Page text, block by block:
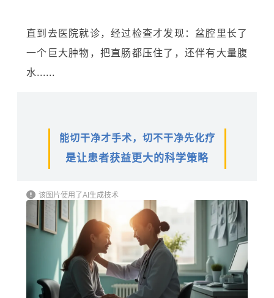
直到去医院就诊，经过检查才发现：盆腔里长了
一个巨大肿物，把直肠都压住了，还伴有大量腹
水......
能切干净才手术，切不干净先化疗
是让患者获益更大的科学策略
该图片使用了AI生成技术